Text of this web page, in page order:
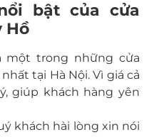
bật của cửa
Hồ
trong những cửa
tại Hà Nội.Vì giá cả
giúp khách hàng yên
khách hài lòng xin nói